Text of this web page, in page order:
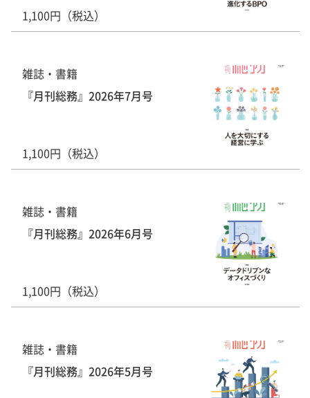
1,100円（税込）
雑誌・書籍
『月刊総務』2026年7月号
1,100円（税込）
雑誌・書籍
『月刊総務』2026年6月号
1,100円（税込）
雑誌・書籍
『月刊総務』2026年5月号